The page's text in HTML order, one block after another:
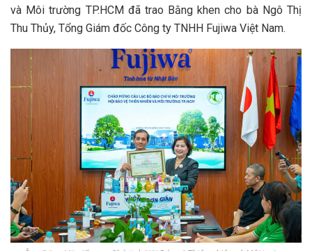
và Môi trường TP.HCM đã trao Bằng khen cho bà Ngô Thị
Thu Thủy, Tổng Giám đốc Công ty TNHH Fujiwa Việt Nam.